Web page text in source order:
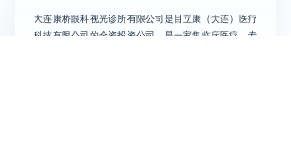
大连康桥眼科视光诊所有限公司是目立康（大连）医疗
科技有限公司的全资投资公司，是一家集临床医疗、专